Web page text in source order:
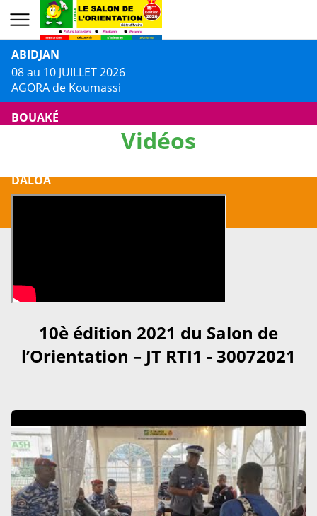
ABIDJAN
08 au 10 JUILLET 2026
AGORA de Koumassi
BOUAKÉ
13 au 14 JUILLET 2026
Centre Culturel Jacques AKA
DALOA
16 au 17 JUILLET 2026
Vidéos
10è édition 2021 du Salon de
l’Orientation – JT RTI1 - 30072021